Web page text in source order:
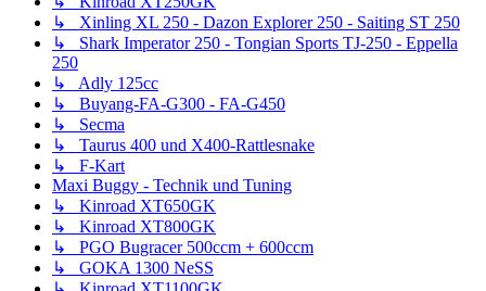
↳ Xinling XL 250 - Dazon Explorer 250 - Saiting ST 250
↳ Shark Imperator 250 - Tongian Sports TJ-250 - Eppella
250
↳ Adly 125cc
↳ Buyang-FA-G300 - FA-G450
↳ Secma
↳ Taurus 400 und X400-Rattlesnake
↳ F-Kart
Maxi Buggy - Technik und Tuning
↳ Kinroad XT650GK
↳ Kinroad XT800GK
↳ PGO Bugracer 500ccm + 600ccm
↳ GOKA 1300 NeSS